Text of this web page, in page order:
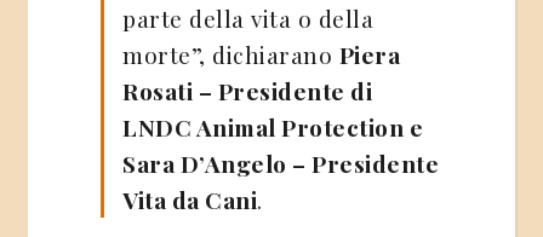
parte della vita o della
morte”, dichiarano Piera
Rosati – Presidente di
LNDC Animal Protection e
Sara D’Angelo – Presidente
Vita da Cani.